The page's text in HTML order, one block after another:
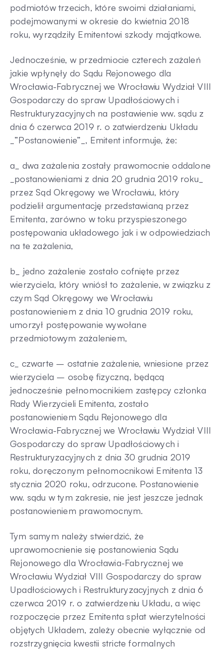
podmiotów trzecich, które swoimi działaniami,
podejmowanymi w okresie do kwietnia 2018
roku, wyrządziły Emitentowi szkody majątkowe.
Jednocześnie, w przedmiocie czterech zażaleń
jakie wpłynęły do Sądu Rejonowego dla
Wrocławia-Fabrycznej we Wrocławiu Wydział VIII
Gospodarczy do spraw Upadłościowych i
Restrukturyzacyjnych na postawienie ww. sądu z
dnia 6 czerwca 2019 r. o zatwierdzeniu Układu
_”Postanowienie”_, Emitent informuje, że:
a_ dwa zażalenia zostały prawomocnie oddalone
_postanowieniami z dnia 20 grudnia 2019 roku_
przez Sąd Okręgowy we Wrocławiu, który
podzielił argumentację przedstawianą przez
Emitenta, zarówno w toku przyspieszonego
postępowania układowego jak i w odpowiedziach
na te zażalenia,
b_ jedno zażalenie zostało cofnięte przez
wierzyciela, który wniósł to zażalenie, w związku z
czym Sąd Okręgowy we Wrocławiu
postanowieniem z dnia 10 grudnia 2019 roku,
umorzył postępowanie wywołane
przedmiotowym zażaleniem,
c_ czwarte – ostatnie zażalenie, wniesione przez
wierzyciela – osobę fizyczną, będącą
jednocześnie pełnomocnikiem zastępcy członka
Rady Wierzycieli Emitenta, zostało
postanowieniem Sądu Rejonowego dla
Wrocławia-Fabrycznej we Wrocławiu Wydział VIII
Gospodarczy do spraw Upadłościowych i
Restrukturyzacyjnych z dnia 30 grudnia 2019
roku, doręczonym pełnomocnikowi Emitenta 13
stycznia 2020 roku, odrzucone. Postanowienie
ww. sądu w tym zakresie, nie jest jeszcze jednak
postanowieniem prawomocnym.
Tym samym należy stwierdzić, że
uprawomocnienie się postanowienia Sądu
Rejonowego dla Wrocławia-Fabrycznej we
Wrocławiu Wydział VIII Gospodarczy do spraw
Upadłościowych i Restrukturyzacyjnych z dnia 6
czerwca 2019 r. o zatwierdzeniu Układu, a więc
rozpoczęcie przez Emitenta spłat wierzytelności
objętych Układem, zależy obecnie wyłącznie od
rozstrzygnięcia kwestii stricte formalnych